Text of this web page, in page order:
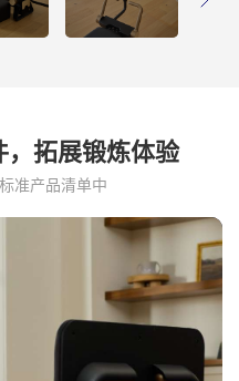
拓展锻炼体验
准产品清单中